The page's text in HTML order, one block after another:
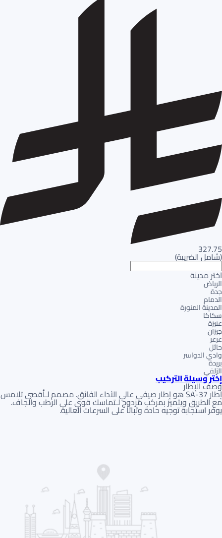
327.75
(شامل الضريبة)
اختر مدينة
الرياض
جدة
الدمام
المدينة المنورة
سكاكا
عنيزة
جيزان
عرعر
حائل
وادي الدواسر
بريدة
الزلفي
إختر وسيلة التركيب
وصف الإطار
إطار SA-37 هو إطار صيفي عالي الأداء الفائق. مصمم لـأقصى تلامس
مع الطريق ويتميز بمركب مزدوج لـتماسك قوي على الرطب والجاف.
يوفر استجابة توجيه حادة وثباتاً على السرعات العالية.